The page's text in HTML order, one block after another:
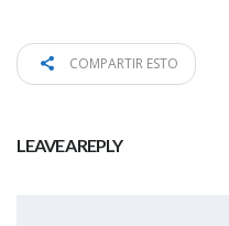
COMPARTIR ESTO
LEAVE A REPLY